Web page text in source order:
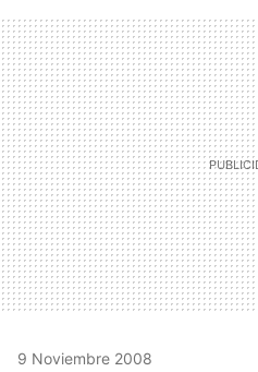
9 Noviembre 2008